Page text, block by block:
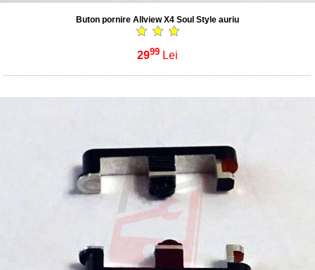
Buton pornire Allview X4 Soul Style auriu
2999 Lei